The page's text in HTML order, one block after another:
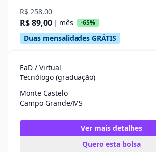
R$ 258,00
R$ 89,00 | mês -65%
Duas mensalidades GRÁTIS
EaD / Virtual
Tecnólogo (graduação)
Monte Castelo
Campo Grande/MS
Ver mais detalhes
Quero esta bolsa